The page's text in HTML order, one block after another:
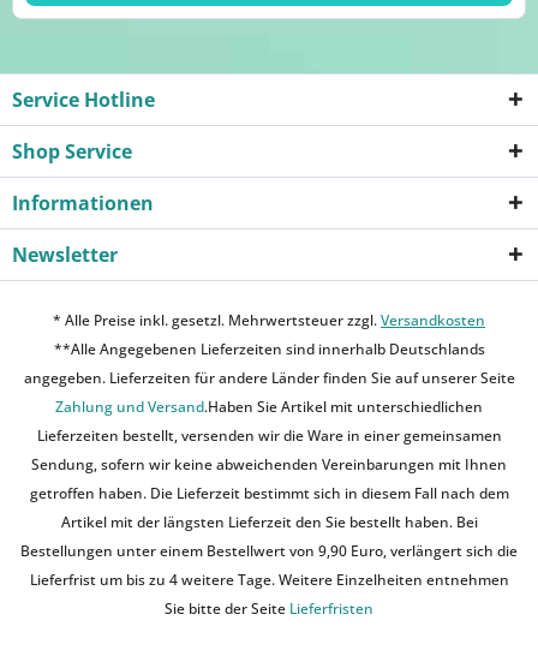
Service Hotline
Shop Service
Informationen
Newsletter
* Alle Preise inkl. gesetzl. Mehrwertsteuer zzgl.Versandkosten
**Alle Angegebenen Lieferzeiten sind innerhalb Deutschlands
angegeben. Lieferzeiten für andere Länder finden Sie auf unserer Seite
Zahlung und Versand.Haben Sie Artikel mit unterschiedlichen
Lieferzeiten bestellt, versenden wir die Ware in einer gemeinsamen
Sendung, sofern wir keine abweichenden Vereinbarungen mit Ihnen
getroffen haben. Die Lieferzeit bestimmt sich in diesem Fall nach dem
Artikel mit der längsten Lieferzeit den Sie bestellt haben. Bei
Bestellungen unter einem Bestellwert von 9,90 Euro, verlängert sich die
Lieferfrist um bis zu 4 weitere Tage. Weitere Einzelheiten entnehmen
Sie bitte der Seite Lieferfristen